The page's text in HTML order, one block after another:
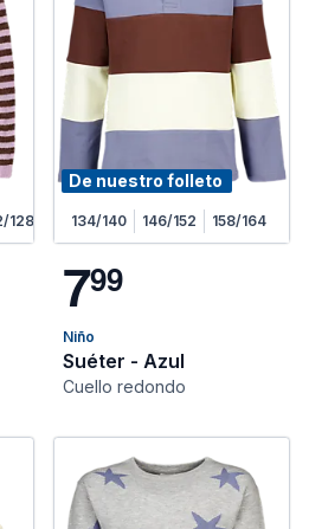
128
De nuestro folleto
134/140 146/152 158/164
799
Niño
Suéter - Azul
Cuello redondo